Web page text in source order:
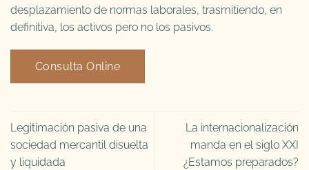
desplazamiento de normas laborales, trasmitiendo, en
definitiva, los activos pero no los pasivos.
Consulta Online
Legitimación pasiva de una
sociedad mercantil disuelta
y liquidada
La internacionalización
manda en el siglo XXI
¿Estamos preparados?